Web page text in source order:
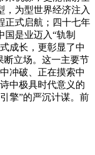
，为型世界经济注入
正式启航；四十七年
国是业迈入“轨制
成长，更彰显了中
断立场。这一主要节
冲破、正在摸索中
中极具时代意义的
擎”的严沉计谋。前